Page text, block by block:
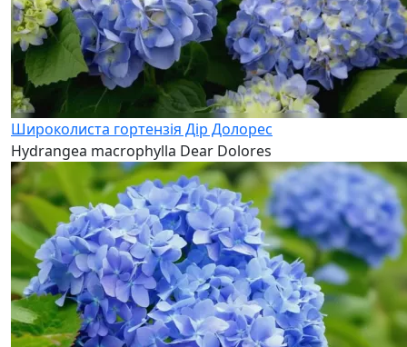
Широколиста гортензія Дір Долорес
Hydrangea macrophylla Dear Dolores